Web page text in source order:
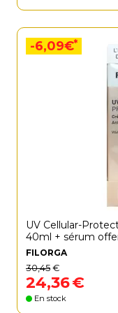
-6,09€*
UV Cellular-
40ml + sérum
FILORGA
30,45€
24,36€
En stock